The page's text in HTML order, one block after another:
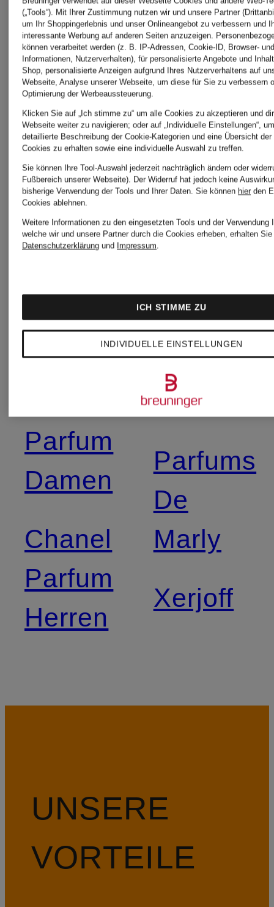
Tom
Ford
Lost
Cherry
Byredo
Parfum
Damen
Chanel
Parfum
Herren
DIOR
Montale
Parfums
De
Marly
Xerjoff
UNSERE
VORTEILE
(„Tools“). Mit Ihrer Zustimmung nutzen wir und unsere Partner
um Ihr Shoppingerlebnis und unser Onlineangebot zu verbessern und
interessante Werbung auf anderen Seiten anzuzeigen.
können verarbeitet werden (z. B. IP-Adressen, Cookie-ID, Browser-
Informationen, Nutzerverhalten), für personalisierte Angebote und
Shop, personalisierte Anzeigen aufgrund Ihres Nutzerverhaltens auf
Webseite, Analyse unserer Webseite, um diese für Sie zu verbessern
Optimierung der Werbeaussteuerung.
Klicken Sie auf „Ich stimme zu“ um alle Cookies zu akzeptieren und
Webseite weiter zu navigieren; oder auf „Individuelle Einstellungen“,
detaillierte Beschreibung der Cookie-Kategorien und eine Übersicht
Cookies zu erhalten sowie eine individuelle Auswahl zu treffen.
Sie können Ihre Tool-Auswahl jederzeit nachträglich ändern oder
Fußbereich unserer Webseite). Der Widerruf hat jedoch keine
bisherige Verwendung der Tools und Ihrer Daten. Sie können hier den
Cookies ablehnen.
Weitere Informationen zu den eingesetzten Tools und der Verwendung
welche wir und unsere Partner durch die Cookies erheben, erhalten
Datenschutzerklärung und Impressum.
INDIVIDUELLE EINSTELLUNGEN
ICH STIMME ZU